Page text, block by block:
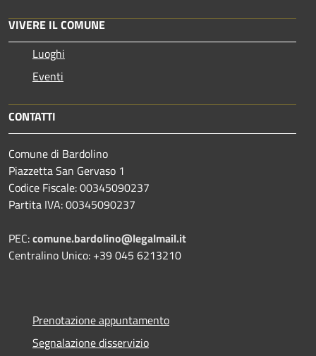
VIVERE IL COMUNE
Luoghi
Eventi
CONTATTI
Comune di Bardolino
Piazzetta San Gervaso 1
Codice Fiscale: 00345090237
Partita IVA: 00345090237
PEC:comune.bardolino@legalmail.it
Centralino Unico: +39 045 6213210
Prenotazione appuntamento
Segnalazione disservizio